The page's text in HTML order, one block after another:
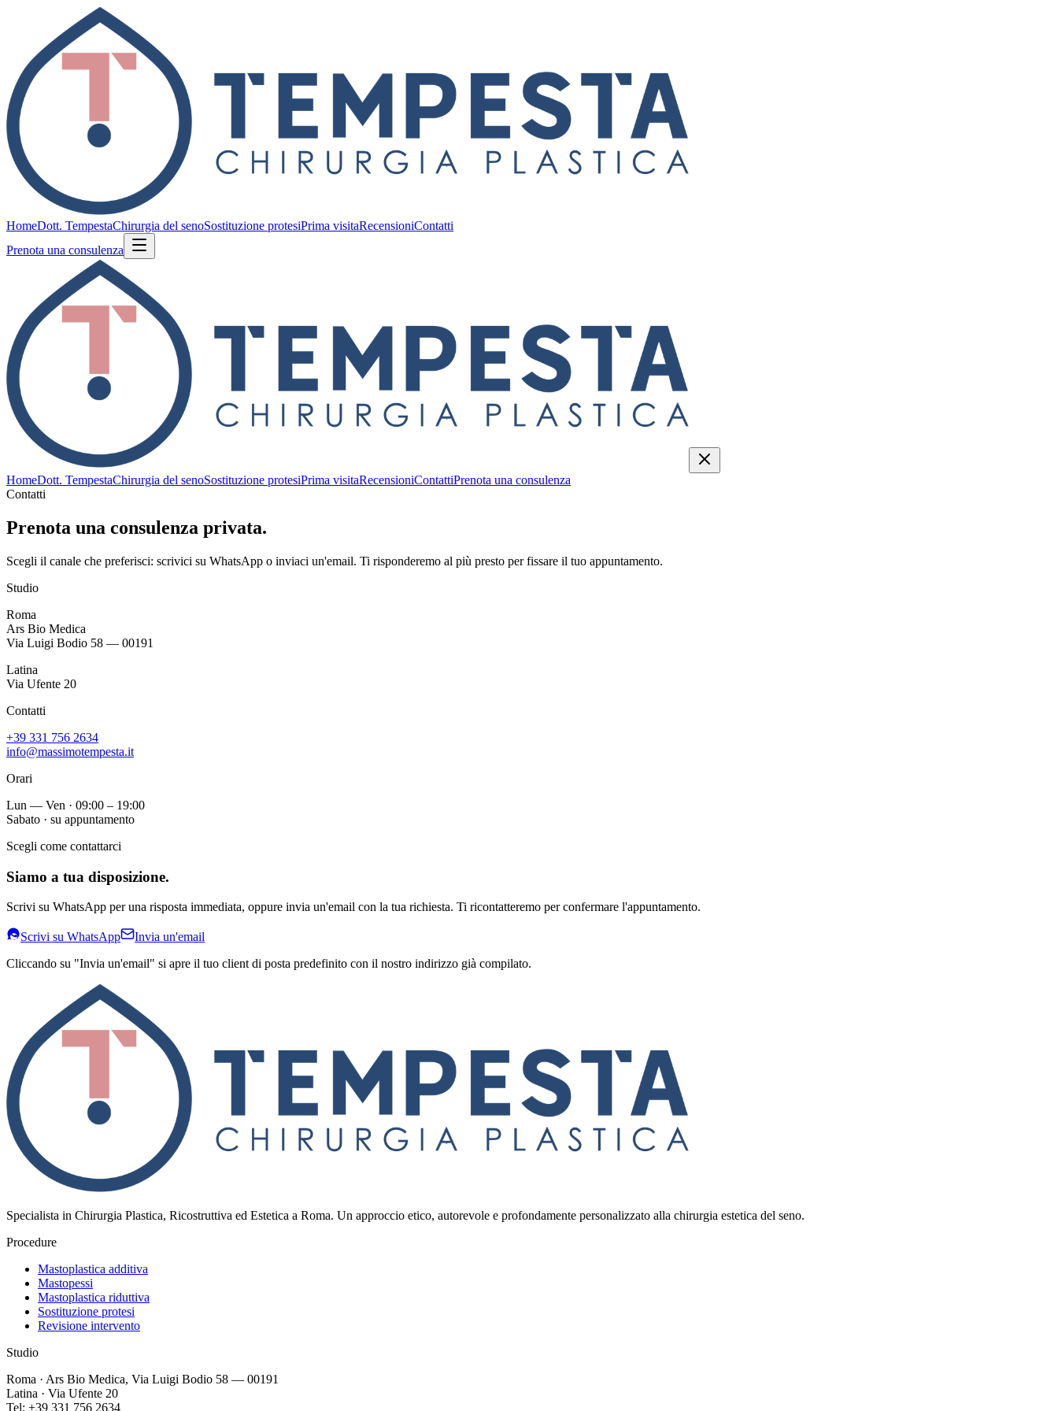
HomeDott. TempestaChirurgia del senoSostituzione protesiPrima visitaRecensioniContatti
Prenota una consulenza
HomeDott. TempestaChirurgia del senoSostituzione protesiPrima visitaRecensioniContattiPrenota una consulenza
Contatti
Prenota una consulenza privata.
Scegli il canale che preferisci: scrivici su WhatsApp o inviaci un'email. Ti risponderemo al più presto per fissare il tuo appuntamento.
Studio
Roma
Ars Bio Medica
Via Luigi Bodio 58 — 00191
Latina
Via Ufente 20
Contatti
+39 331 756 2634
info@massimotempesta.it
Orari
Lun — Ven · 09:00 – 19:00
Sabato · su appuntamento
Scegli come contattarci
Siamo a tua disposizione.
Scrivi su WhatsApp per una risposta immediata, oppure invia un'email con la tua richiesta. Ti ricontatteremo per confermare l'appuntamento.
Scrivi su WhatsApp
Invia un'email
Cliccando su "Invia un'email" si apre il tuo client di posta predefinito con il nostro indirizzo già compilato.
Specialista in Chirurgia Plastica, Ricostruttiva ed Estetica a Roma. Un approccio etico, autorevole e profondamente personalizzato alla chirurgia estetica del seno.
Procedure
Mastoplastica additiva
Mastopessi
Mastoplastica riduttiva
Sostituzione protesi
Revisione intervento
Studio
Roma · Ars Bio Medica, Via Luigi Bodio 58 — 00191
Latina · Via Ufente 20
Tel: +39 331 756 2634